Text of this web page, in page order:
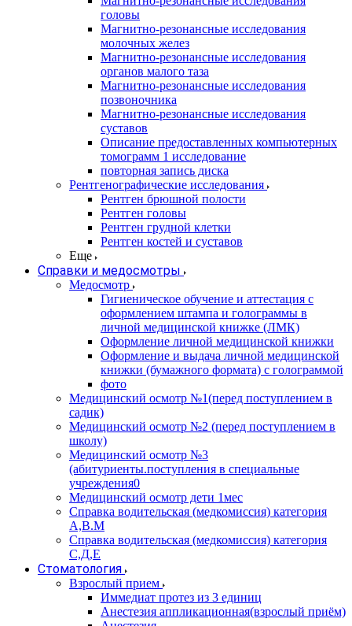
головы
Магнитно-резонансные исследования
молочных желез
Магнитно-резонансные исследования
органов малого таза
Магнитно-резонансные исследования
позвоночника
Магнитно-резонансные исследования
суставов
Описание предоставленных компьютерных
томограмм 1 исследование
повторная запись диска
Рентгенографические исследования
Рентген брюшной полости
Рентген головы
Рентген грудной клетки
Рентген костей и суставов
Еще
Справки и медосмотры
Медосмотр
Гигиеническое обучение и аттестация с
оформлением штампа и голограммы в
личной медицинской книжке (ЛМК)
Оформление личной медицинской книжки
Оформление и выдача личной медицинской
книжки (бумажного формата) с голограммой
фото
Медицинский осмотр №1(перед поступлением в
садик)
Медицинский осмотр №2 (перед поступлением в
школу)
Медицинский осмотр №3
(абитуриенты.поступления в специальные
учреждения0
Медицинский осмотр дети 1мес
Справка водительская (медкомиссия) категория
А,В.М
Справка водительская (медкомиссия) категория
С,Д,Е
Стоматология
Взрослый прием
Иммедиат протез из 3 единиц
Анестезия аппликационная(взрослый приём)